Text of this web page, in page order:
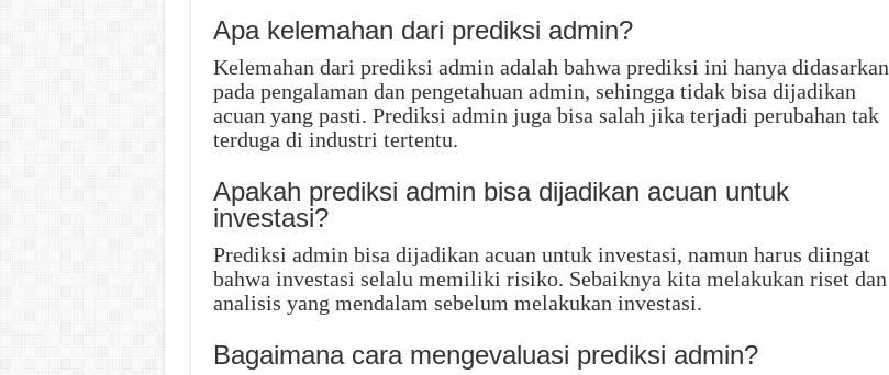
Apa kelemahan dari prediksi admin?
Kelemahan dari prediksi admin adalah bahwa prediksi ini hanya didasarkan
pada pengalaman dan pengetahuan admin, sehingga tidak bisa dijadikan
acuan yang pasti. Prediksi admin juga bisa salah jika terjadi perubahan tak
terduga di industri tertentu.
Apakah prediksi admin bisa dijadikan acuan untuk
investasi?
Prediksi admin bisa dijadikan acuan untuk investasi, namun harus diingat
bahwa investasi selalu memiliki risiko. Sebaiknya kita melakukan riset dan
analisis yang mendalam sebelum melakukan investasi.
Bagaimana cara mengevaluasi prediksi admin?